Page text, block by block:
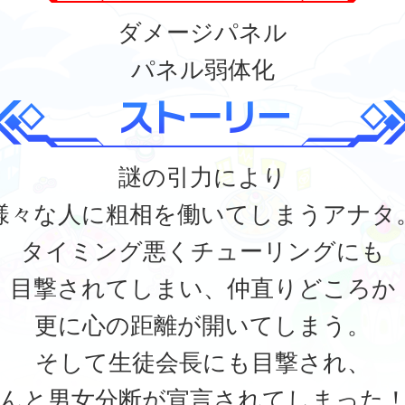
ダメージパネル
パネル弱体化
謎の引力により
々な人に粗相を働いてしまうアナタ
タイミング悪くチューリングにも
目撃されてしまい、仲直りどころか
更に心の距離が開いてしまう。
そして生徒会長にも目撃され、
と男女分断が宣言されてしまった